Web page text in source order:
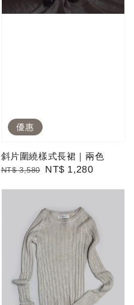
優惠
斜片圍繞樣式長裙｜兩色
Regular
NT$ 3,580
Sale
NT$ 1,280